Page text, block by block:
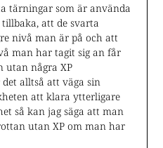
tärningar som är använda
att de svarta
nivå man är på och att
man har tagit sig an får
utan några XP
alltså att väga sin
att klara ytterligare
så kan jag säga att man
utan XP om man har